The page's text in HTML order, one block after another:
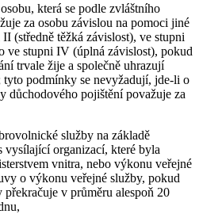
která se podle zvláštního
za osobu závislou na pomoci jiné
(středně těžká závislost), ve stupni
ve stupni IV (úplná závislost), pokud
trvale žije a společně uhrazují
tyto podmínky se nevyžadují, jde-li o
důchodového pojištění považuje za
služby na základě
organizací, které byla
vnitra, nebo výkonu veřejné
o výkonu veřejné služby, pokud
překračuje v průměru alespoň 20